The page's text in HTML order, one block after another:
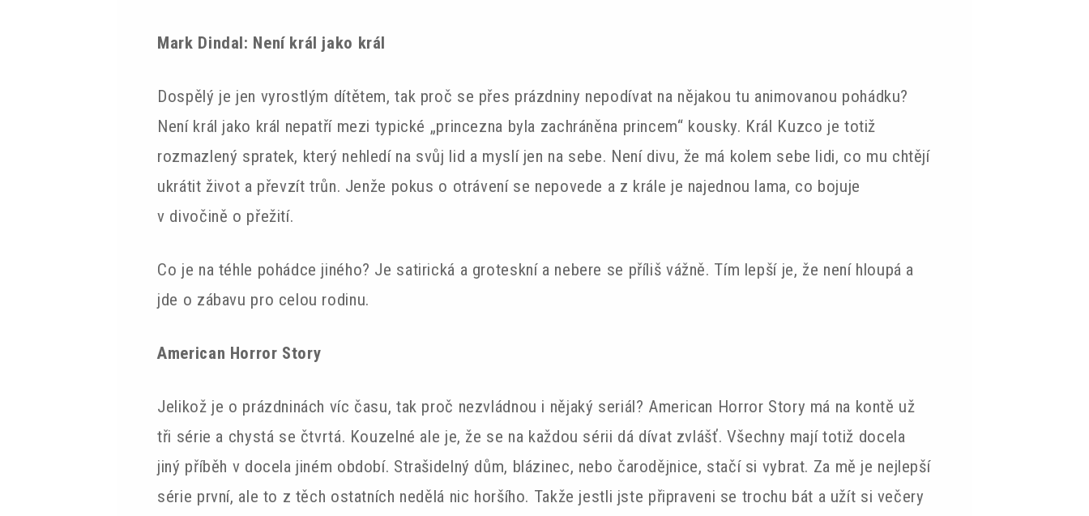
Mark Dindal: Není král jako král
Dospělý je jen vyrostlým dítětem, tak proč se přes prázdniny nepodívat na nějakou tu animovanou pohádku?
Není král jako král nepatří mezi typické „princezna byla zachráněna princem“ kousky. Král Kuzco je totiž
rozmazlený spratek, který nehledí na svůj lid a myslí jen na sebe. Není divu, že má kolem sebe lidi, co mu chtějí
ukrátit život a převzít trůn. Jenže pokus o otrávení se nepovede a z krále je najednou lama, co bojuje
v divočině o přežití.
Co je na téhle pohádce jiného? Je satirická a groteskní a nebere se příliš vážně. Tím lepší je, že není hloupá a
jde o zábavu pro celou rodinu.
American Horror Story
Jelikož je o prázdninách víc času, tak proč nezvládnou i nějaký seriál? American Horror Story má na kontě už
tři série a chystá se čtvrtá. Kouzelné ale je, že se na každou sérii dá dívat zvlášť. Všechny mají totiž docela
jiný příběh v docela jiném období. Strašidelný dům, blázinec, nebo čarodějnice, stačí si vybrat. Za mě je nejlepší
série první, ale to z těch ostatních nedělá nic horšího. Takže jestli jste připraveni se trochu bát a užít si večery